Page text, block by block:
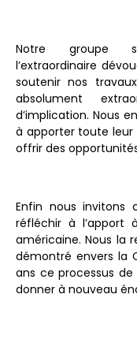
Notre groupe
l’extraordinaire
soutenir nos
absolument
d’implication. Nous
à apporter toute
offrir des
Enfin nous invitons
réfléchir à l’apport
américaine. Nous la
démontré envers la
ans ce processus
donner à nouveau